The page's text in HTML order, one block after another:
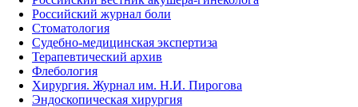
Российский журнал боли
Стоматология
Судебно-медицинская экспертиза
Терапевтический архив
Флебология
Хирургия. Журнал им. Н.И. Пирогова
Эндоскопическая хирургия